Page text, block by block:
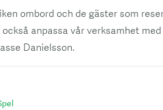
ombord och de gäster som
anpassa vår verksamhet
Danielsson.